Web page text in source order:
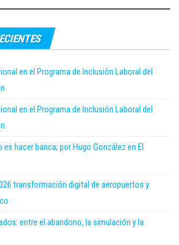
en el Programa de Inclusión Laboral del
en el Programa de Inclusión Laboral del
es hacer banca; por Hugo González en El
transformación digital de aeropuertos y
entre el abandono, la simulación y la